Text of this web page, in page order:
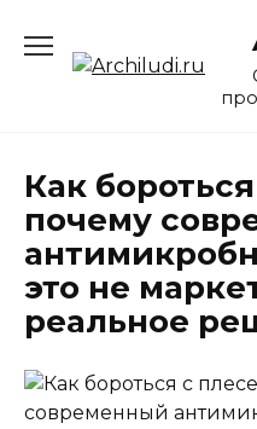
содержанию
Как
почему
это не
реальное